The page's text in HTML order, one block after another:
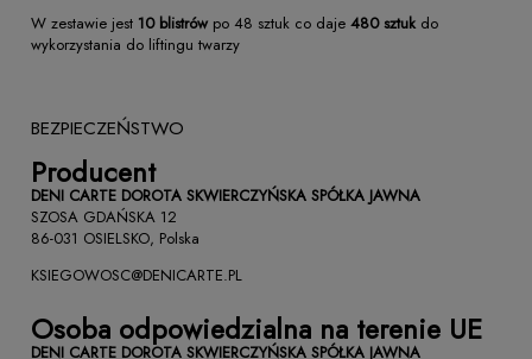
W zestawie jest 10 blistrów po 48 sztuk co daje 480 sztuk do
wykorzystania do liftingu twarzy
BEZPIECZEŃSTWO
Producent
DENI CARTE DOROTA SKWIERCZYŃSKA SPÓŁKA JAWNA
SZOSA GDAŃSKA 12
86-031 OSIELSKO, Polska
KSIEGOWOSC@DENICARTE.PL
Osoba odpowiedzialna na terenie UE
DENI CARTE DOROTA SKWIERCZYŃSKA SPÓŁKA JAWNA